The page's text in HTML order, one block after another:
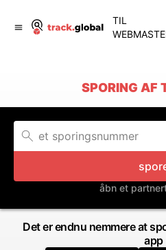
TIL
SPORING AF
åbn et
Det er endnu nemmere at
app